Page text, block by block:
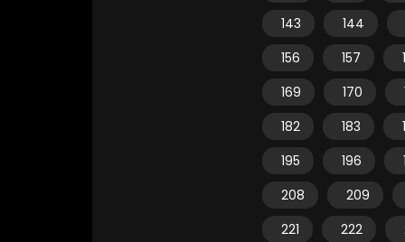
143
144
156
157
169
170
182
183
195
196
208
209
221
222